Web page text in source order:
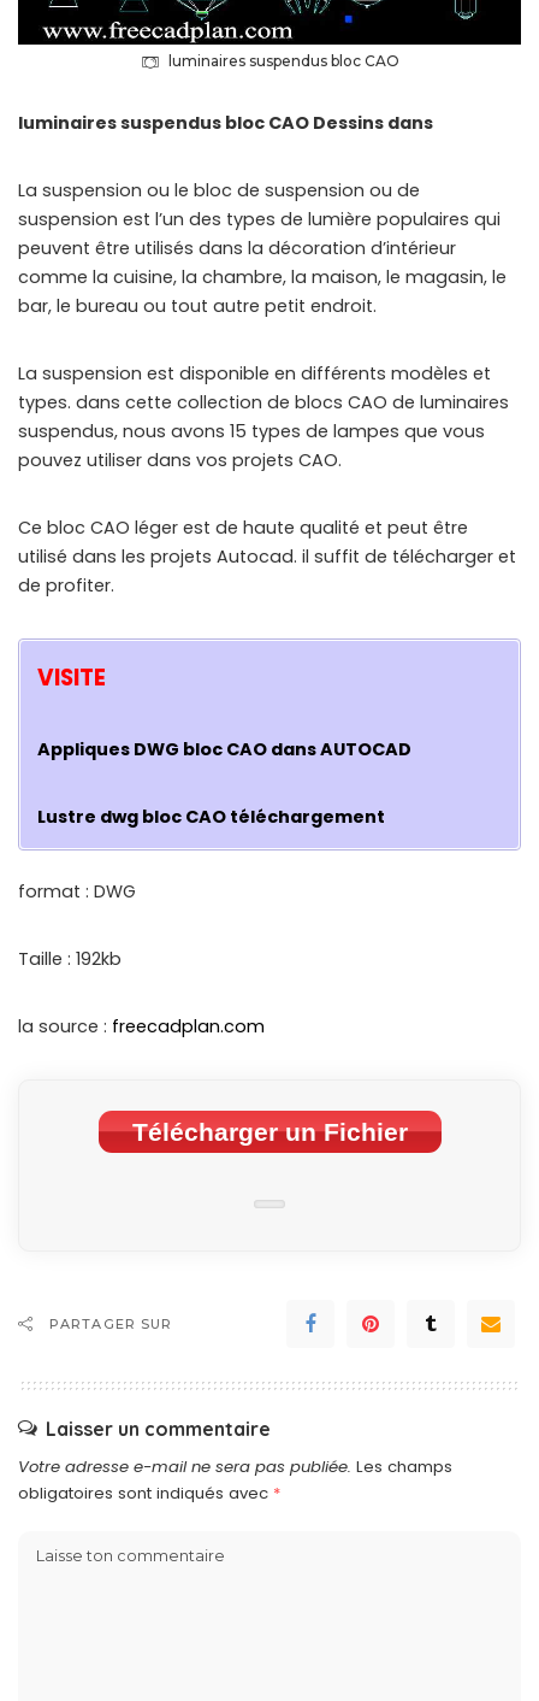
luminaires suspendus bloc CAO
luminaires suspendus bloc CAO Dessins dans
La suspension ou le bloc de suspension ou de
suspension est l’un des types de lumière populaires qui
peuvent être utilisés dans la décoration d’intérieur
comme la cuisine, la chambre, la maison, le magasin, le
bar, le bureau ou tout autre petit endroit.
La suspension est disponible en différents modèles et
types. dans cette collection de blocs CAO de luminaires
suspendus, nous avons 15 types de lampes que vous
pouvez utiliser dans vos projets CAO.
Ce bloc CAO léger est de haute qualité et peut être
utilisé dans les projets Autocad. il suffit de télécharger et
de profiter.
VISITE
Appliques DWG bloc CAO dans AUTOCAD
Lustre dwg bloc CAO téléchargement
format : DWG
Taille : 192kb
la source : freecadplan.com
Télécharger un Fichier
PARTAGER SUR
Laisser un commentaire
Votre adresse e-mail ne sera pas publiée. Les champs
obligatoires sont indiqués avec *